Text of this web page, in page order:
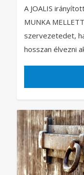
A JOALIS
MUNKA
szervezetedet,
hosszan élvezni